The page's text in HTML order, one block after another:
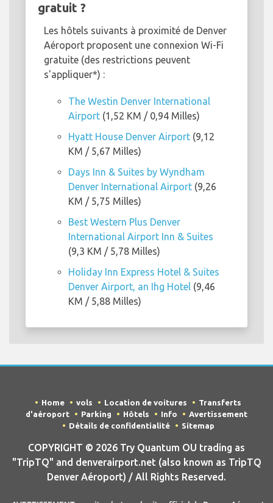
gratuit ?
Les hôtels suivants à proximité de Denver
Aéroport proposent une connexion Wi-Fi
gratuite (des restrictions peuvent
s'appliquer*) :
The Westin Denver International
Airport (1,52 KM / 0,94 Milles)
Hyatt House Denver Airport (9,12
KM / 5,67 Milles)
Days Inn & Suites by Wyndham
Denver International Airport (9,26
KM / 5,75 Milles)
Best Western Plus Denver
International Airport Inn & Suites
(9,3 KM / 5,78 Milles)
Holiday Inn Express Hotel & Suites
Denver Airport, an Ihg Hotel (9,46
KM / 5,88 Milles)
Home vols Location de voitures
Transferts
d'aéroport
Parking Hôtels Info
Avertissement
Détails de confidentialité
Sitemap
COPYRIGHT © 2026 Try Quantum OU trading as
"TripTQ" and denverairport.net (also known as TripTQ
Denver Aéroport) / All Rights Reserved.